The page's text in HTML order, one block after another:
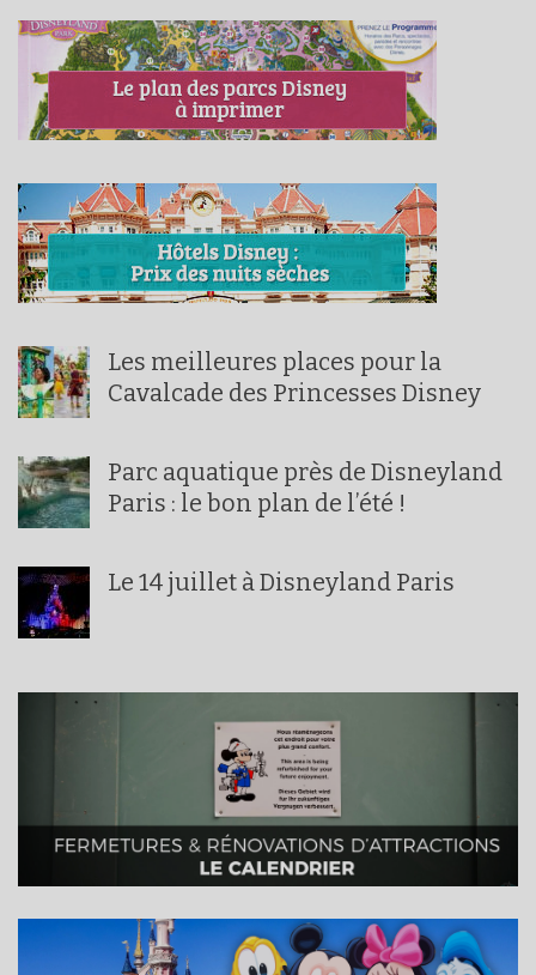
Les meilleures places pour la
Cavalcade des Princesses Disney
Parc aquatique près de Disneyland
Paris : le bon plan de l’été !
Le 14 juillet à Disneyland Paris